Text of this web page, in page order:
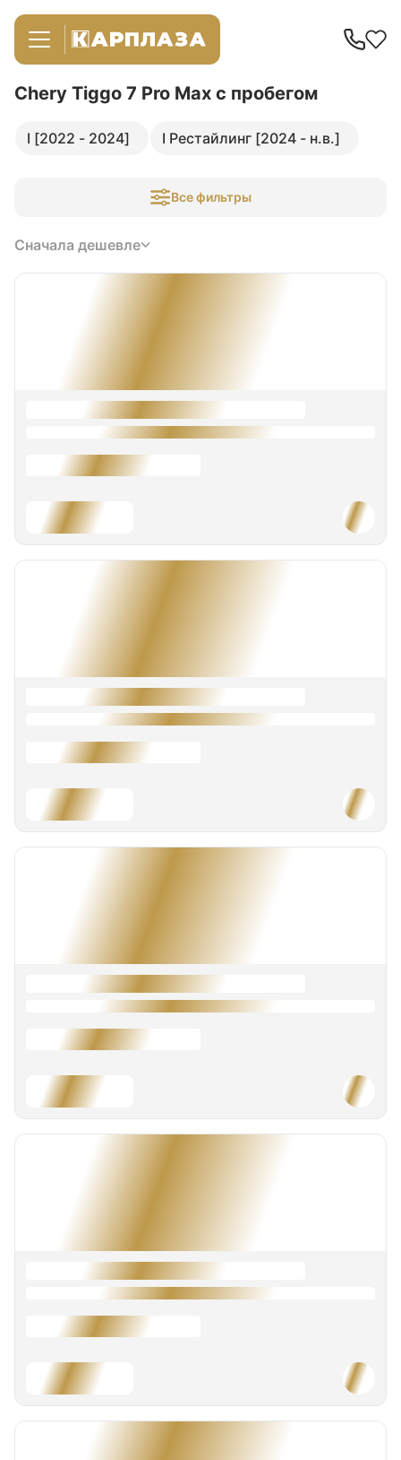
Chery Tiggo 7 Pro Max с пробегом
I [2022 - 2024] I Рестайлинг [2024 - н.в.]
Все фильтры
Сначала дешевле